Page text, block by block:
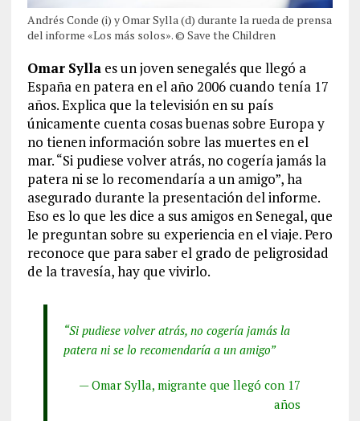
Andrés Conde (i) y Omar Sylla (d) durante la rueda de prensa
del informe «Los más solos». © Save the Children
Omar Syllaes un joven senegalés que llegó a
España en patera en el año 2006 cuando tenía 17
años. Explica que la televisión en su país
únicamente cuenta cosas buenas sobre Europa y
no tienen información sobre las muertes en el
mar. “Si pudiese volver atrás, no cogería jamás la
patera ni se lo recomendaría a un amigo”, ha
asegurado durante la presentación del informe.
Eso es lo que les dice a sus amigos en Senegal, que
le preguntan sobre su experiencia en el viaje. Pero
reconoce que para saber el grado de peligrosidad
de la travesía, hay que vivirlo.
“Si pudiese volver atrás, no cogería jamás la
patera ni se lo recomendaría a un amigo”
— Omar Sylla, migrante que llegó con 17
años